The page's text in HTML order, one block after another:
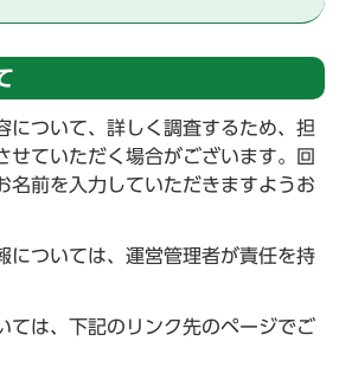
について、詳しく調査するため、担
せていただく場合がございます。回
名前を入力していただきますようお
については、運営管理者が責任を持
ては、下記のリンク先のページでご